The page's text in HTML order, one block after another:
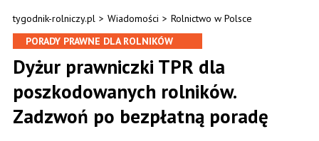
tygodnik-rolniczy.pl > Wiadomości > Rolnictwo w Polsce
PORADY PRAWNE DLA ROLNIKÓW
Dyżur prawniczki TPR dla
poszkodowanych rolników.
Zadzwoń po bezpłatną poradę